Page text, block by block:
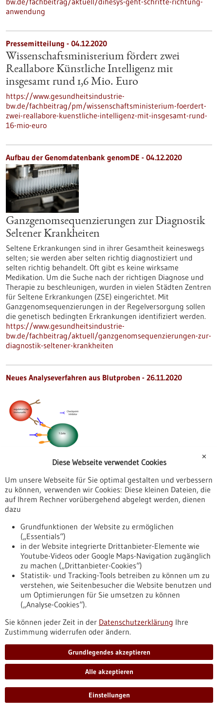
anwendung
Pressemitteilung - 04.12.2020
Wissenschaftsministerium fördert zwei
Reallabore Künstliche Intelligenz mit
insgesamt rund 1,6 Mio. Euro
https://www.gesundheitsindustrie-
bw.de/fachbeitrag/pm/wissenschaftsministerium-foerdert-
zwei-reallabore-kuenstliche-intelligenz-mit-insgesamt-rund-
16-mio-euro
Aufbau der Genomdatenbank genomDE - 04.12.2020
Ganzgenomsequenzierungen zur Diagnostik
Seltener Krankheiten
Seltene Erkrankungen sind in ihrer Gesamtheit keineswegs
selten; sie werden aber selten richtig diagnostiziert und
selten richtig behandelt. Oft gibt es keine wirksame
Medikation. Um die Suche nach der richtigen Diagnose und
Therapie zu beschleunigen, wurden in vielen Städten Zentren
für Seltene Erkrankungen (ZSE) eingerichtet. Mit
Ganzgenomsequenzierungen in der Regelversorgung sollen
die genetisch bedingten Erkrankungen identifiziert werden.
https://www.gesundheitsindustrie-
bw.de/fachbeitrag/aktuell/ganzgenomsequenzierungen-zur-
diagnostik-seltener-krankheiten
Neues Analyseverfahren aus Blutproben - 26.11.2020
Liquid Biopsy soll personalisiertes
Therapiemonitoring bei Schwarzem
Hautkrebs ermöglichen
Durch den Einsatz der Immuntherapie haben sich die
Überlebensaussichten von Patienten mit schwarzem
Hautkrebs in den letzten Jahren extrem verbessert. Zur
Überwachung des Therapieverlaufs setzt die Universitäts-
Hautklinik Tübingen in einer Studie ein personalisiertes
Monitoring mittels Liquid Biopsy ein. Dieses Analyseverfahren
könnte eine engmaschigere Kontrolle ermöglichen, ohne die
Patienten durch zusätzliche radiologische Diagnostik zu…
https://www.gesundheitsindustrie-
bw.de/fachbeitrag/aktuell/liquid-biopsy-soll-
personalisiertes-therapiemonitoring-bei-schwarzem-
hautkrebs-ermoeglichen
Lab-on-a-chip - 11.11.2020
✕
Diese Webseite verwendet Cookies
Um unsere Webseite für Sie optimal gestalten und verbessern
zu können, verwenden wir Cookies: Diese kleinen Dateien, die
auf Ihrem Rechner vorübergehend abgelegt werden, dienen
dazu
Grundfunktionen der Website zu ermöglichen
(„Essentials“)
in der Website integrierte Drittanbieter-Elemente wie
Youtube-Videos oder Google Maps-Navigation zugänglich
zu machen („Drittanbieter-Cookies“)
Statistik- und Tracking-Tools betreiben zu können um zu
verstehen, wie Seitenbesucher die Website benutzen und
um Optimierungen für Sie umsetzen zu können
(„Analyse-Cookies“).
Sie können jeder Zeit in der Datenschutzerklärung Ihre
Zustimmung widerrufen oder ändern.
Grundlegendes akzeptieren
Alle akzeptieren
Einstellungen